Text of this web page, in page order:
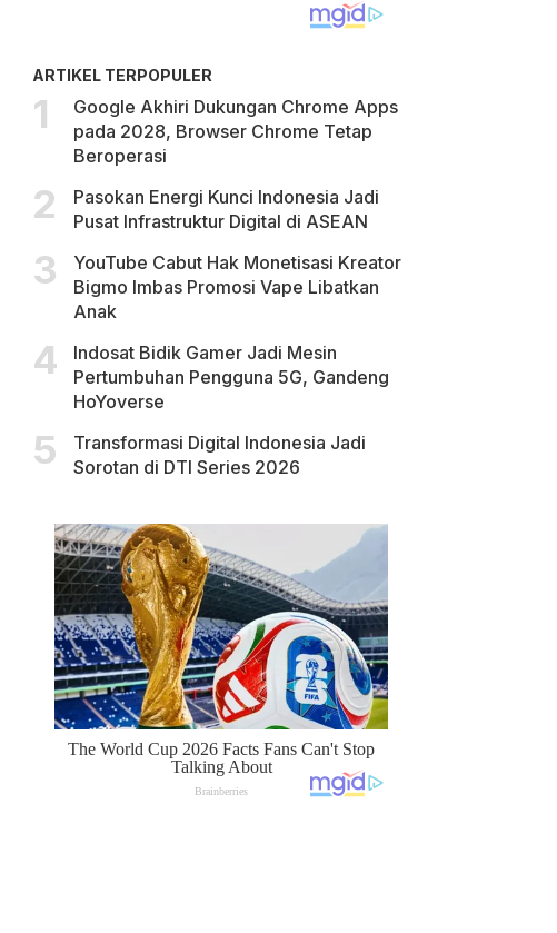
ARTIKEL TERPOPULER
Google Akhiri Dukungan Chrome Apps
pada 2028, Browser Chrome Tetap
Beroperasi
Pasokan Energi Kunci Indonesia Jadi
Pusat Infrastruktur Digital di ASEAN
YouTube Cabut Hak Monetisasi Kreator
Bigmo Imbas Promosi Vape Libatkan
Anak
Indosat Bidik Gamer Jadi Mesin
Pertumbuhan Pengguna 5G, Gandeng
HoYoverse
Transformasi Digital Indonesia Jadi
Sorotan di DTI Series 2026